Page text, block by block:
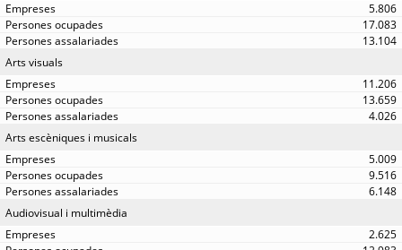
5.806
17.083
13.104
Arts visuals
11.206
13.659
4.026
Arts escèniques i musicals
5.009
9.516
6.148
Audiovisual i multimèdia
2.625